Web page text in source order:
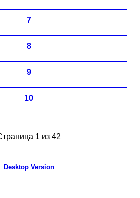
7
8
9
10
1 из 42
Desktop Version